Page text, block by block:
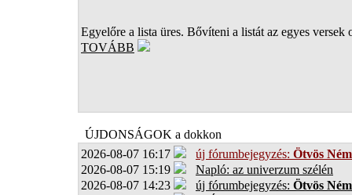
Egyelőre a lista üres. Bővíteni a listát az egyes versek
TOVÁBB
ÚJDONSÁGOK a dokkon
2026-08-07 16:17
új fórumbejegyzés: Ötvös
2026-08-07 15:19
Napló: az univerzum szélén
2026-08-07 14:23
új fórumbejegyzés: Ötvös